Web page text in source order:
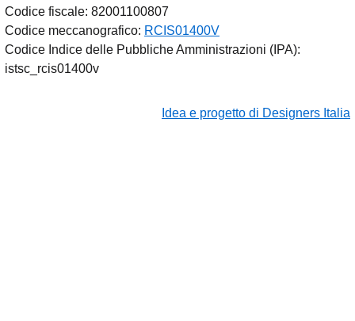
Codice fiscale: 82001100807
Codice meccanografico: RCIS01400V
Codice Indice delle Pubbliche Amministrazioni (IPA):
istsc_rcis01400v
Idea e progetto di Designers Italia